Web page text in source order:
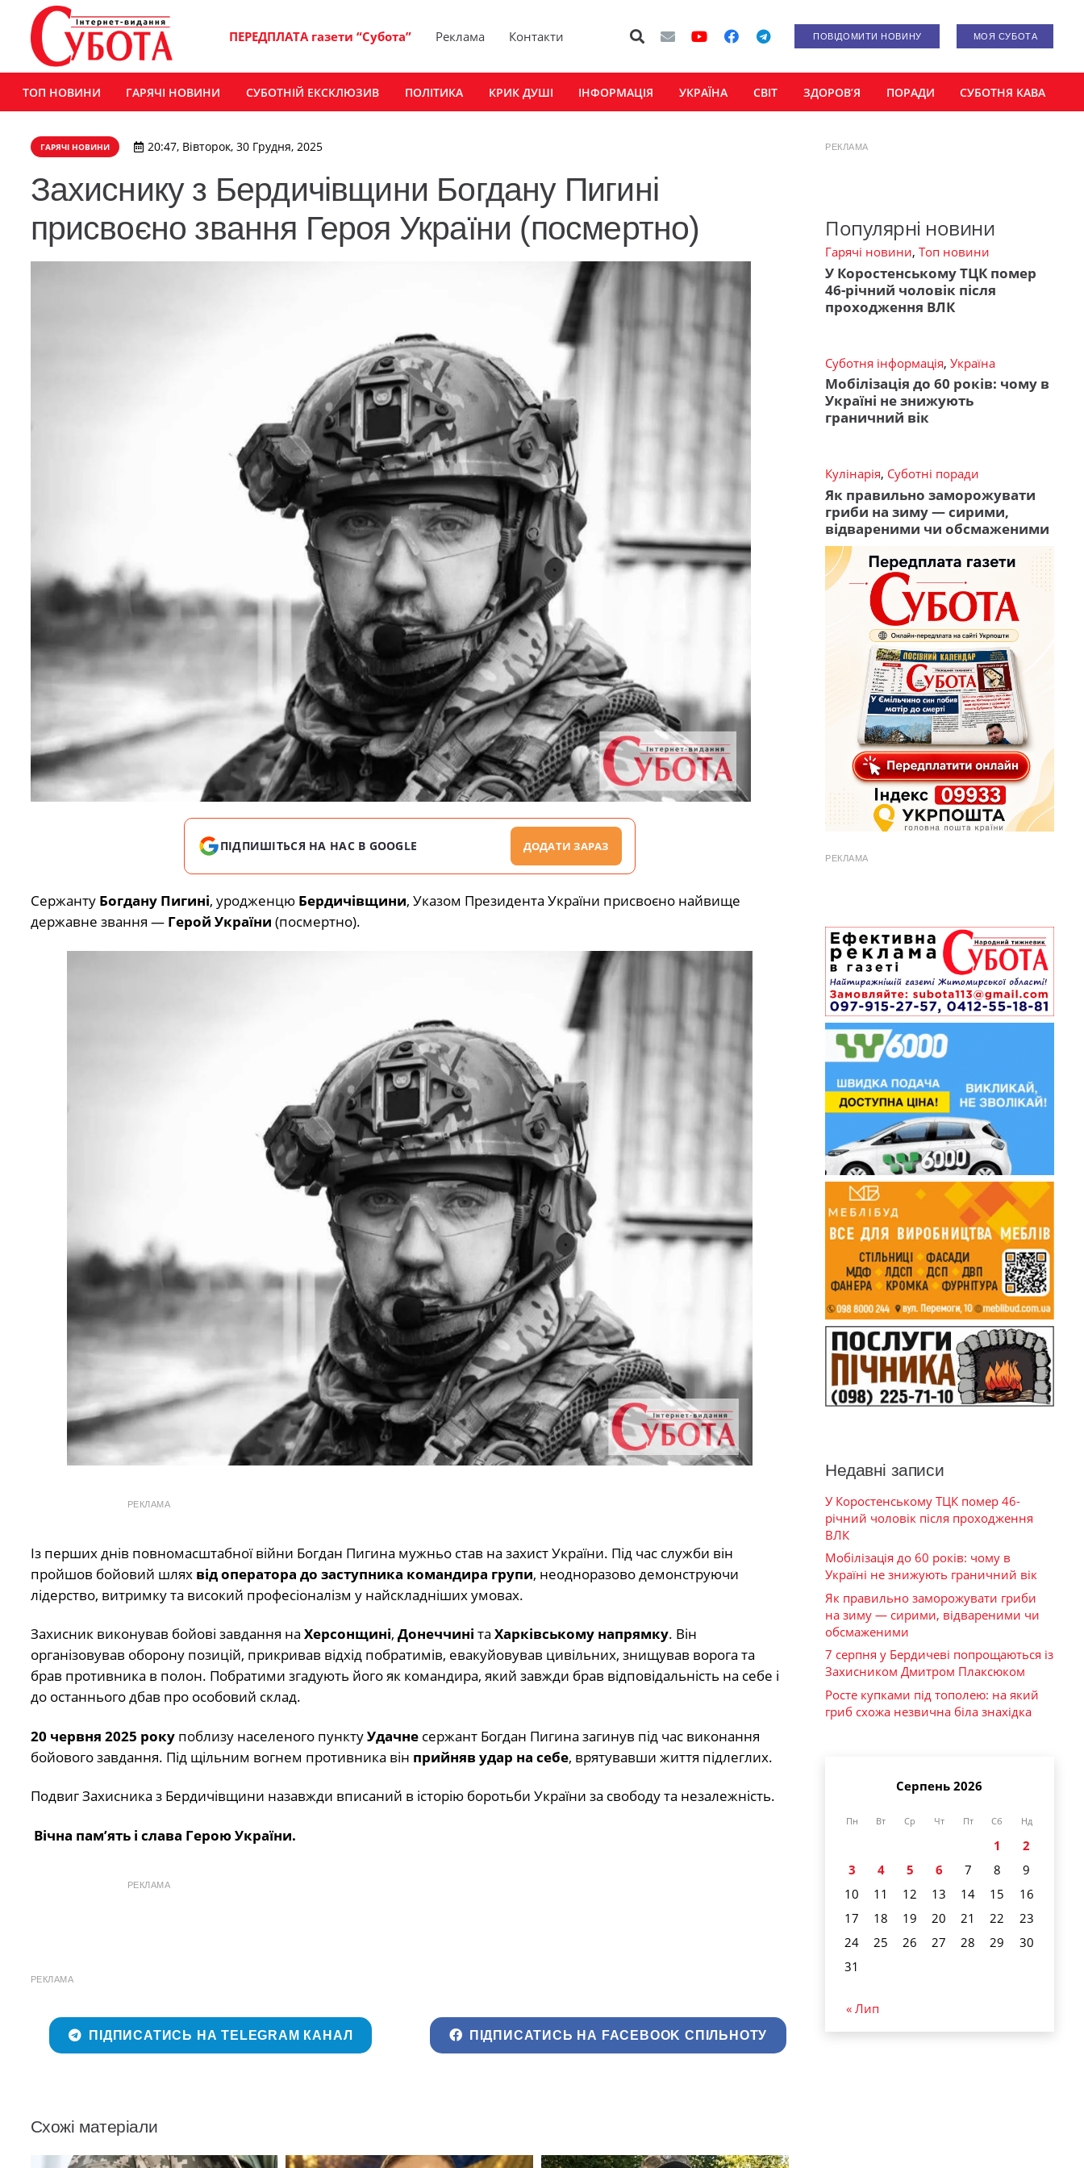
ПЕРЕДПЛАТА газети “Субота” Реклама Контакти ПОВІДОМИТИ НОВИНУ МОЯ СУБОТА
ТОП НОВИНИ ГАРЯЧІ НОВИНИ СУБОТНІЙ ЕКСКЛЮЗИВ ПОЛІТИКА КРИК ДУШІ ІНФОРМАЦІЯ УКРАЇНА СВІТ ЗДОРОВ’Я ПОРАДИ СУБОТНЯ КАВА
ГАРЯЧІ НОВИНИ 20:47, Вівторок, 30 Грудня, 2025
Захиснику з Бердичівщини Богдану Пигині
присвоєно звання Героя України (посмертно)
ПІДПИШІТЬСЯ НА НАС В GOOGLE ДОДАТИ ЗАРАЗ
Сержанту Богдану Пигині, уродженцю Бердичівщини, Указом Президента України присвоєно найвище
державне звання — Герой України (посмертно).
РЕКЛАМА
Із перших днів повномасштабної війни Богдан Пигина мужньо став на захист України. Під час служби він
пройшов бойовий шлях від оператора до заступника командира групи, неодноразово демонструючи
лідерство, витримку та високий професіоналізм у найскладніших умовах.
Захисник виконував бойові завдання на Херсонщині, Донеччині та Харківському напрямку. Він
організовував оборону позицій, прикривав відхід побратимів, евакуйовував цивільних, знищував ворога та
брав противника в полон. Побратими згадують його як командира, який завжди брав відповідальність на себе і
до останнього дбав про особовий склад.
20 червня 2025 рокупоблизу населеного пунктуУдачнесержант Богдан Пигина загинув під час виконання
бойового завдання. Під щільним вогнем противника він прийняв удар на себе, врятувавши життя підлеглих.
Подвиг Захисника з Бердичівщини назавжди вписаний в історію боротьби України за свободу та незалежність.
Вічна пам’ять і слава Герою України.
РЕКЛАМА
РЕКЛАМА
ПІДПИСАТИСЬ НА TELEGRAM КАНАЛ ПІДПИСАТИСЬ НА FACEBOOK СПІЛЬНОТУ
Схожі матеріали
РЕКЛАМА
Популярні новини
Гарячі новини, Топ новини
У Коростенському ТЦК помер
46-річний чоловік після
проходження ВЛК
Суботня інформація, Україна
Мобілізація до 60 років: чому в
Україні не знижують
граничний вік
Кулінарія, Суботні поради
Як правильно заморожувати
гриби на зиму — сирими,
відвареними чи обсмаженими
РЕКЛАМА
Недавні записи
У Коростенському ТЦК помер 46-
річний чоловік після проходження
ВЛК
Мобілізація до 60 років: чому в
Україні не знижують граничний вік
Як правильно заморожувати гриби
на зиму — сирими, відвареними чи
обсмаженими
7 серпня у Бердичеві попрощаються із
Захисником Дмитром Плаксюком
Росте купками під тополею: на який
гриб схожа незвична біла знахідка
Серпень 2026
Пн Вт Ср Чт Пт Сб Нд
1
2
3
4 5 6 7 8
9
10
11 12 13 14 15
16
17
18 19 20 21 22
23
24
25 26 27 28 29
30
31
« Лип